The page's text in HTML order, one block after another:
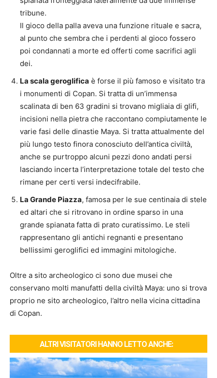
tribune.
Il gioco della palla aveva una funzione rituale e sacra,
al punto che sembra che i perdenti al gioco fossero
poi condannati a morte ed offerti come sacrifici agli
dei.
La scala geroglifica è forse il più famoso e visitato tra
i monumenti di Copan. Si tratta di un’immensa
scalinata di ben 63 gradini si trovano migliaia di glifi,
incisioni nella pietra che raccontano compiutamente le
varie fasi delle dinastie Maya. Si tratta attualmente del
più lungo testo finora conosciuto dell’antica civiltà,
anche se purtroppo alcuni pezzi dono andati persi
lasciando incerta l’interpretazione totale del testo che
rimane per certi versi indecifrabile.
La Grande Piazza, famosa per le sue centinaia di stele
ed altari che si ritrovano in ordine sparso in una
grande spianata fatta di prato curatissimo. Le steli
rappresentano gli antichi regnanti e presentano
bellissimi geroglifici ed immagini mitologiche.
Oltre a sito archeologico ci sono due musei che
conservano molti manufatti della civiltà Maya: uno si trova
proprio ne sito archeologico, l’altro nella vicina cittadina
di Copan.
ALTRI VISITATORI HANNO LETTO ANCHE: